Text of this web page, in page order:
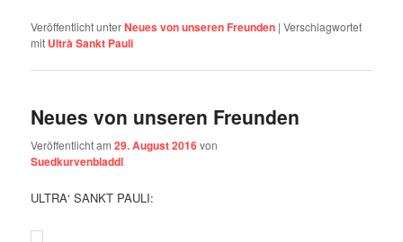
Veröffentlicht unterNeues von unseren Freunden |Verschlagwortet
mit Ultrà Sankt Pauli
Neues von unseren Freunden
Veröffentlicht am29. August 2016von
Suedkurvenbladdl
ULTRA‘ SANKT PAULI: